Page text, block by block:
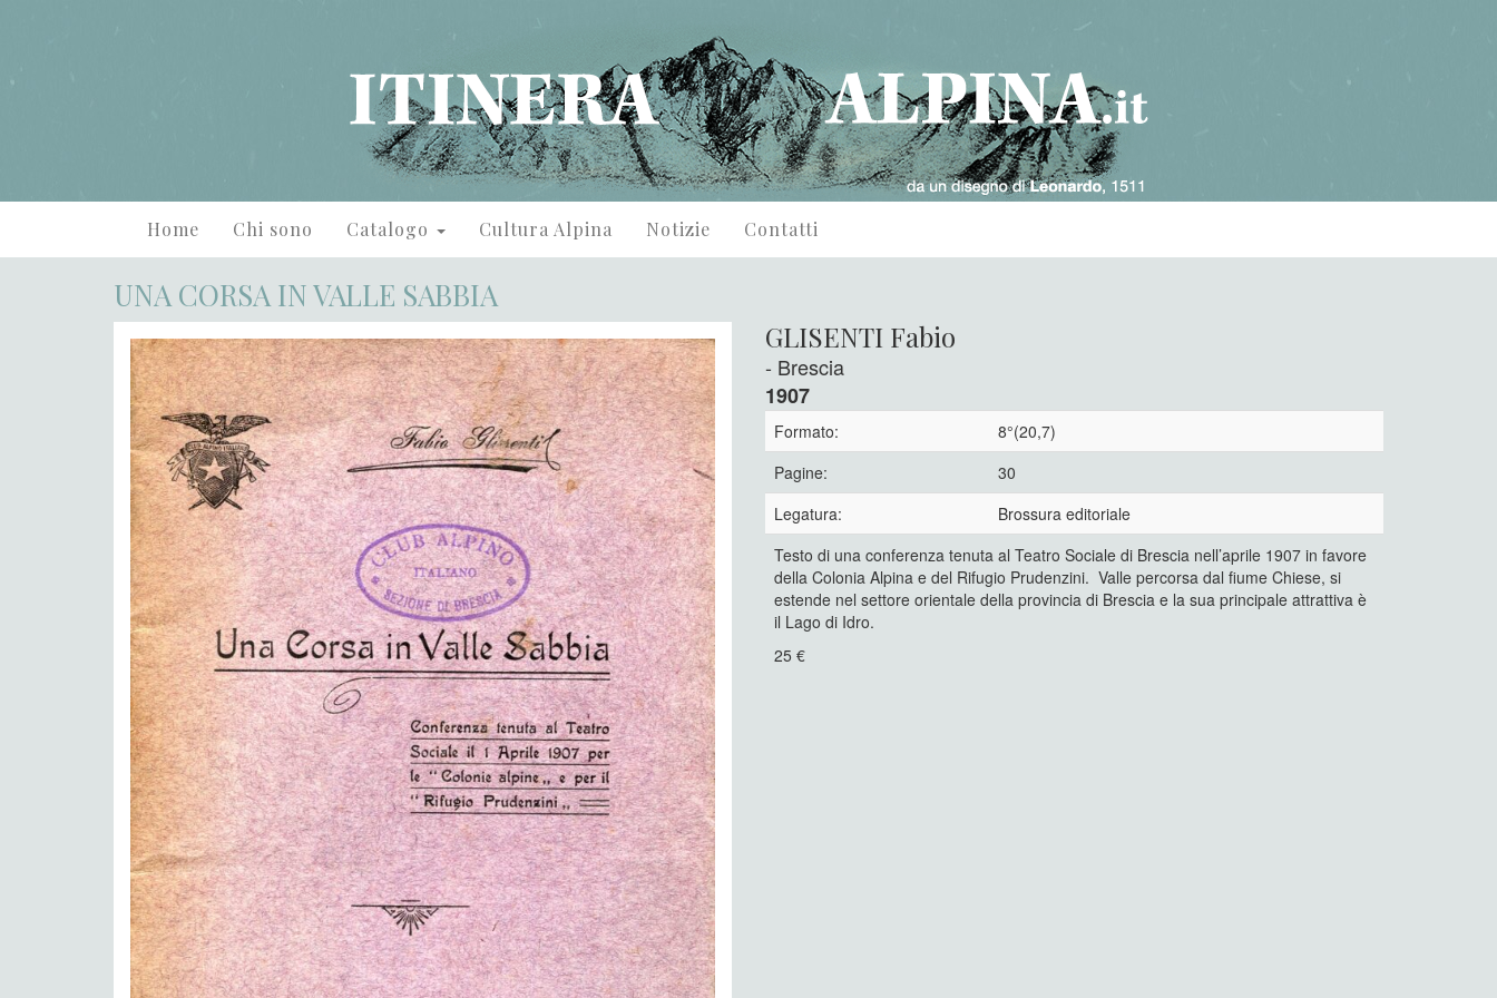
Home Chi sono Catalogo Cultura Alpina Notizie Contatti
UNA CORSA IN VALLE SABBIA
GLISENTI Fabio
- Brescia
1907
Formato:
8°(20,7)
Pagine:
30
Legatura:
Brossura editoriale
Testo di una conferenza tenuta al Teatro Sociale di Brescia nell’aprile 1907 in favore
della Colonia Alpina e del Rifugio Prudenzini. Valle percorsa dal fiume Chiese, si
estende nel settore orientale della provincia di Brescia e la sua principale attrattiva è
il Lago di Idro.
25 €